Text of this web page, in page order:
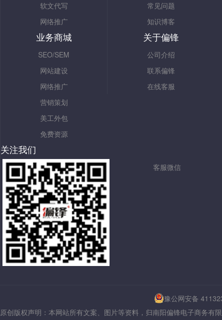
软文代写
网络推广
常见问题
知识博客
业务商城
SEO/SEM
网站建设
网络推广
营销策划
美工外包
免费资源
关于偏锋
公司介绍
联系偏锋
在线客服
关注我们
客服微信
豫公网安备
原创版权声明：本网站所有文案、图片等资料，归南阳偏锋电子商务有限